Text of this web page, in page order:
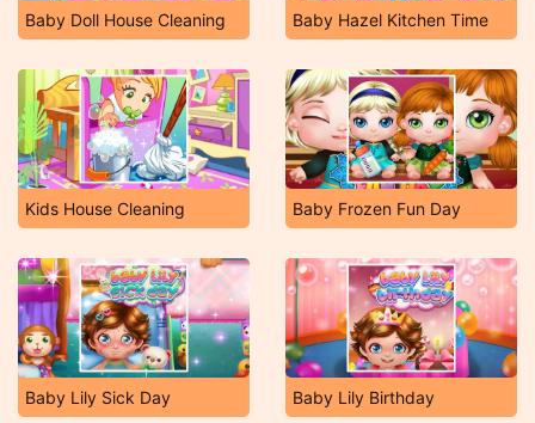
Baby Doll House Cleaning Baby Hazel Kitchen Time
Kids House Cleaning Baby Frozen Fun Day
Baby Lily Sick Day Baby Lily Birthday